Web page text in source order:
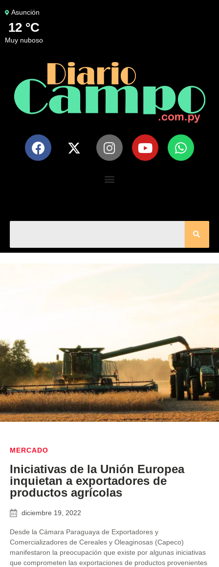
Asunción
12 °C
muy nuboso
MERCADO
Iniciativas de la Unión Europea
inquietan a exportadores de
productos agrícolas
diciembre 19, 2022
Desde la Cámara Paraguaya de Exportadores y
Comercializadores de Cereales y Oleaginosas (Capeco)
manifestaron la preocupación que existe por algunas iniciativas
que comprometen las exportaciones de productos provenientes